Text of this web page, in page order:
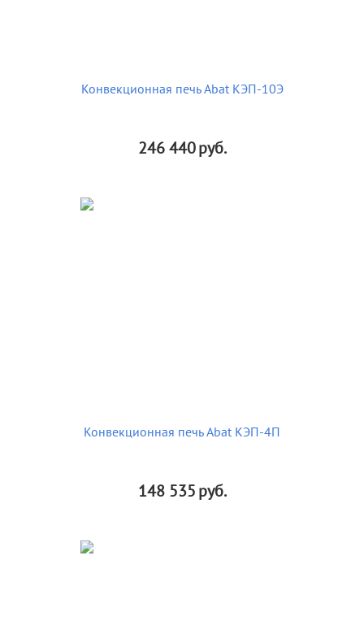
Конвекционная печь Abat КЭП-10Э
246 440руб.
Конвекционная печь Abat КЭП-4П
148 535руб.